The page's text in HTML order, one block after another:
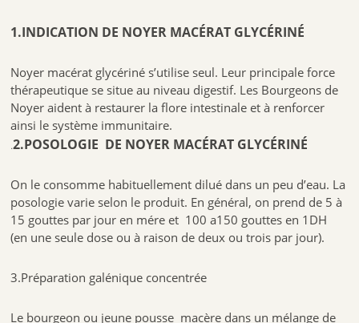
1.INDICATION DE NOYER MACÉRAT GLYCÉRINÉ
Noyer macérat glycériné s’utilise seul. Leur principale force
thérapeutique se situe au niveau digestif. Les Bourgeons de
Noyer aident à restaurer la flore intestinale et à renforcer
ainsi le système immunitaire.
.2.POSOLOGIE DE NOYER MACÉRAT GLYCÉRINÉ
On le consomme habituellement dilué dans un peu d’eau. La
posologie varie selon le produit. En général, on prend de 5 à
15 gouttes par jour en mére et 100 a150 gouttes en 1DH
(en une seule dose ou à raison de deux ou trois par jour).
3.Préparation galénique concentrée
Le bourgeon ou jeune pousse macère dans un mélange de